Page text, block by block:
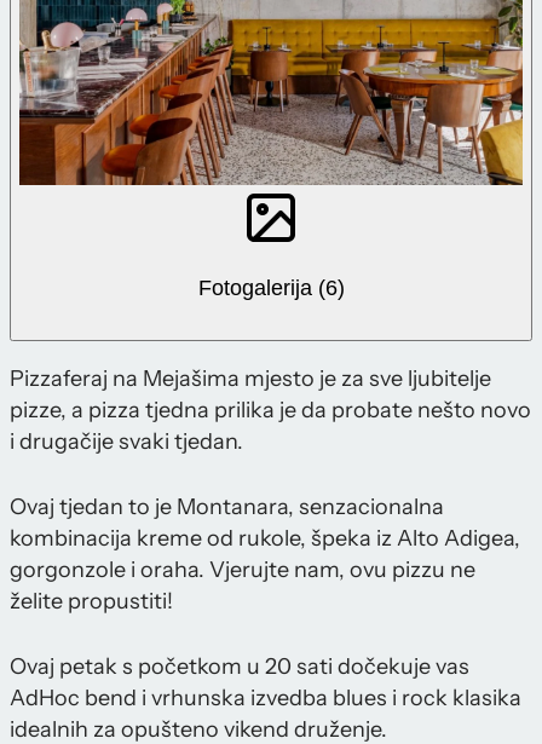
Fotogalerija (6)
Pizzaferaj na Mejašima mjesto je za sve ljubitelje
pizze, a pizza tjedna prilika je da probate nešto novo
i drugačije svaki tjedan.
Ovaj tjedan to je Montanara, senzacionalna
kombinacija kreme od rukole, špeka iz Alto Adigea,
gorgonzole i oraha. Vjerujte nam, ovu pizzu ne
želite propustiti!
Ovaj petak s početkom u 20 sati dočekuje vas
AdHoc bend i vrhunska izvedba blues i rock klasika
idealnih za opušteno vikend druženje.